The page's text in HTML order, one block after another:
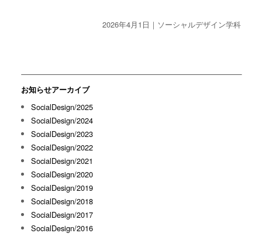
2026年4月1日｜ソーシャルデザイン学科
お知らせアーカイブ
SocialDesign/2025
SocialDesign/2024
SocialDesign/2023
SocialDesign/2022
SocialDesign/2021
SocialDesign/2020
SocialDesign/2019
SocialDesign/2018
SocialDesign/2017
SocialDesign/2016